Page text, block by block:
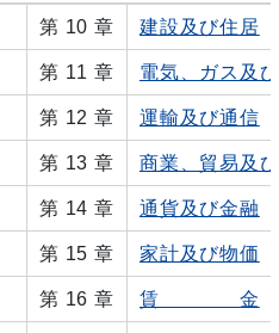
第 10 章 建設及び住居
第 11 章 電気、ガス及
第 12 章 運輸及び通信
第 13 章 商業、貿易及
第 14 章 通貨及び金融
第 15 章 家計及び物価
第 16 章 賃 金